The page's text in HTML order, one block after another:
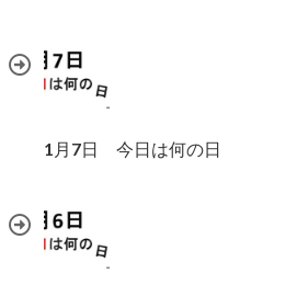
1月7日 今日は何の日